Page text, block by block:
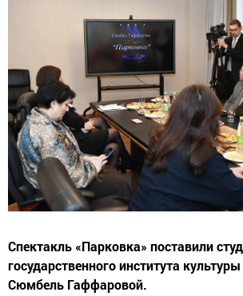
Спектакль «Парковка» поставили
государственного института
Сюмбель Гаффаровой.